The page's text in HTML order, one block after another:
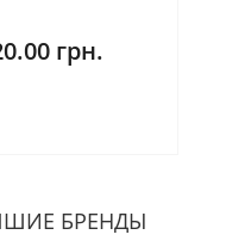
грн.
БРЕНДЫ